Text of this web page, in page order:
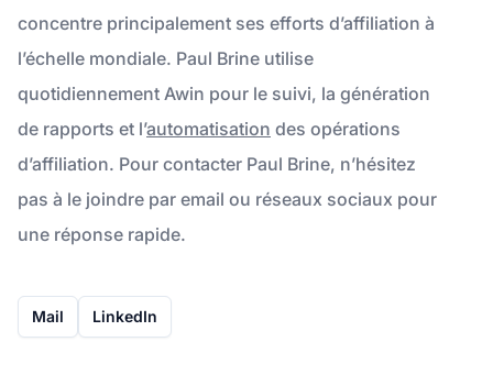
concentre principalement ses efforts d’affiliation à
l’échelle mondiale. Paul Brine utilise
quotidiennement Awin pour le suivi, la génération
de rapports et l’automatisation des opérations
d’affiliation. Pour contacter Paul Brine, n’hésitez
pas à le joindre par email ou réseaux sociaux pour
une réponse rapide.
Mail LinkedIn